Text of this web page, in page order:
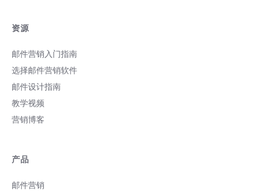
资源
邮件营销入门指南
选择邮件营销软件
邮件设计指南
教学视频
营销博客
产品
邮件营销